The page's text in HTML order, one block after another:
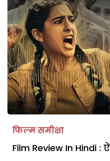
फिल्म समीक्षा
Film Review In Hindi